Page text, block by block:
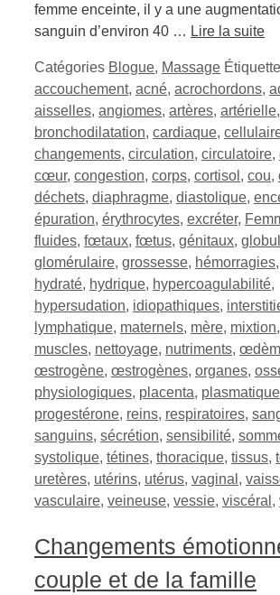
femme enceinte, il y a une
sanguin d’environ 40 … Lire la suite
Catégories Blogue, Massage
accouchement, acné, acrochordons,
aisselles, angiomes, artères, artérielle,
bronchodilatation, cardiaque,
changements, circulation, circulatoire,
cœur, congestion, corps, cortisol , cou,
déchets, diaphragme, diastolique,
épuration, érythrocytes, excréter,
fluides, fœtaux, fœtus, génitaux,
glomérulaire, grossesse, hémorragies,
hydraté, hydrique, hypercoagulabilité,
hypersudation, idiopathiques,
lymphatique, maternels, mère, mixtion,
muscles, nettoyage, nutriments,
œstrogène, œstrogènes, organes,
physiologiques, placenta, plasmatique
progestérone, reins, respiratoires,
sanguins, sécrétion, sensibilité,
systolique, tétines, thoracique, tissus,
uretères, utérins, utérus, vaginal ,
vasculaire, veineuse, vessie, viscéral ,
Changements
couple et de la famille